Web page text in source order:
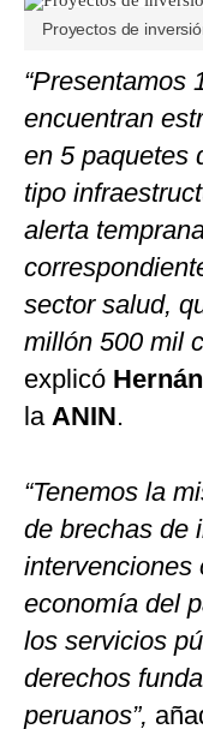
Proyectos de
“Presentamos
encuentran
en 5 paquetes
tipo
alerta
sector salud,
millón 500 mil
explicó
la ANIN.
“Tenemos la
de brechas de
intervenciones
economía del
los servicios
derechos
peruanos”,